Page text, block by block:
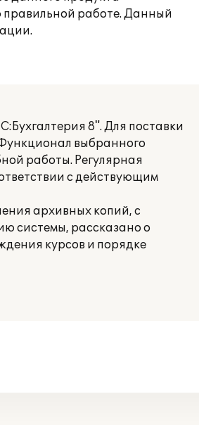
правильной работе. Данный
8". Для поставки
выбранного
работы. Регулярная
с действующим
архивных копий, с
системы, рассказано о
курсов и порядке